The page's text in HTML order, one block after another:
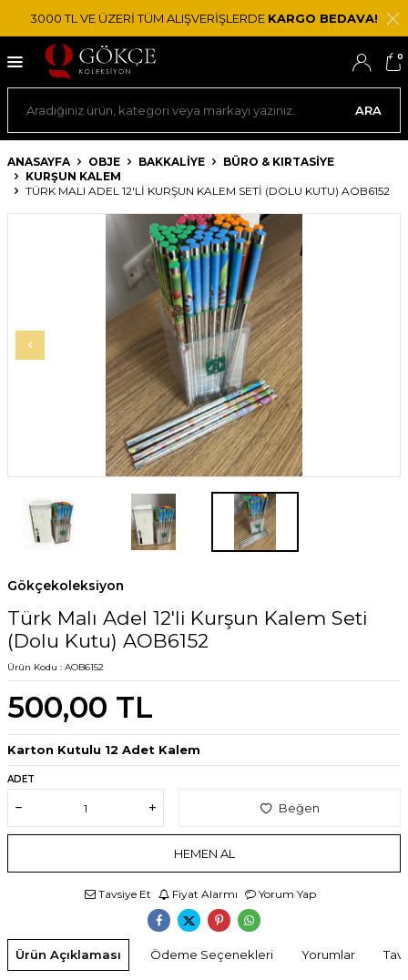
3000 TL VE ÜZERİ TÜM ALIŞVERİŞLERDE KARGO BEDAVA!
ARA
0
ANASAYFA OBJE BAKKALIYE
BÜRO & KIRTASIYE
KURŞUN KALEM
TÜRK MALI ADEL 12'LI KURŞUN KALEM SETI (DOLU KUTU) AOB6152
Gökçekoleksiyon
Türk Malı Adel 12'li Kurşun Kalem Seti
(Dolu Kutu) AOB6152
Ürün Kodu : AOB6152
500,00 TL
Karton Kutulu 12 Adet Kalem
ADET
Beğen
HEMEN AL
Tavsiye Et Fiyat Alarmı Yorum Yap
Ürün Açıklaması Ödeme Seçenekleri Yorumlar